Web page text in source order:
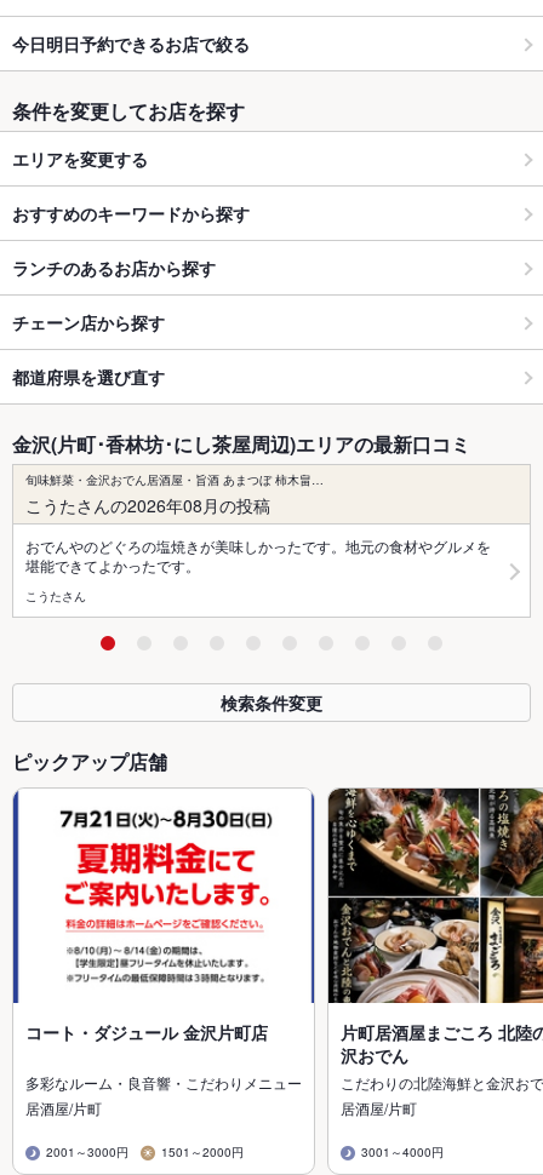
今日明日予約できるお店で絞る
条件を変更してお店を探す
エリアを変更する
おすすめのキーワードから探す
ランチのあるお店から探す
チェーン店から探す
都道府県を選び直す
金沢(片町･香林坊･にし茶屋周辺)エリアの最新口コミ
旬味鮮菜・金沢おでん居酒屋・旨酒 あまつぼ 柿木畠…
こうたさんの2026年08月の投稿
おでんやのどぐろの塩焼きが美味しかったです。地元の食材やグルメを
堪能できてよかったです。
こうたさん
検索条件変更
ピックアップ店舗
コート・ダジュール 金沢片町店
多彩なルーム・良音響・こだわりメニュー
居酒屋/片町
2001～3000円 1501～2000円
片町居酒屋まごころ 北陸
沢おでん
こだわりの北陸海鮮と金沢お
居酒屋/片町
3001～4000円